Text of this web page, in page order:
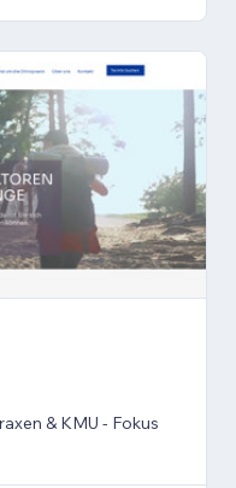
& KMU - Fokus